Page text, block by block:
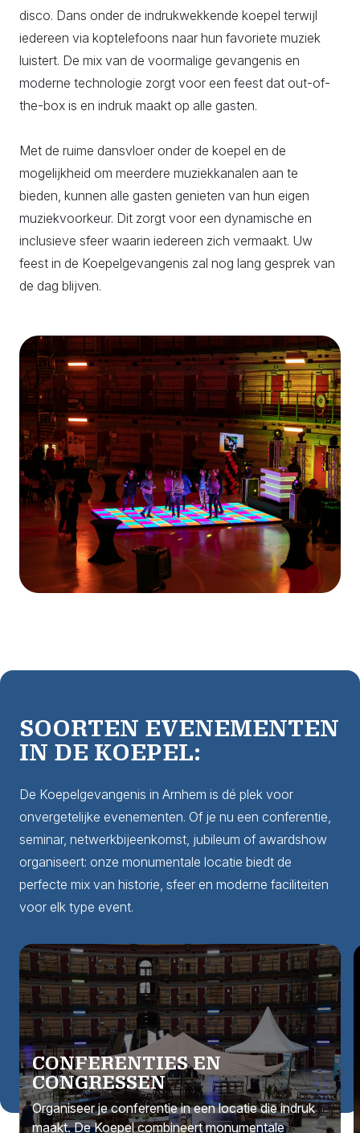
disco. Dans onder de indrukwekkende koepel terwijl
iedereen via koptelefoons naar hun favoriete muziek
luistert. De mix van de voormalige gevangenis en
moderne technologie zorgt voor een feest dat out-of-
the-box is en indruk maakt op alle gasten.
Met de ruime dansvloer onder de koepel en de
mogelijkheid om meerdere muziekkanalen aan te
bieden, kunnen alle gasten genieten van hun eigen
muziekvoorkeur. Dit zorgt voor een dynamische en
inclusieve sfeer waarin iedereen zich vermaakt. Uw
feest in de Koepelgevangenis zal nog lang gesprek van
de dag blijven.
SOORTEN EVENEMENTEN
IN DE KOEPEL:
De Koepelgevangenis in Arnhem is dé plek voor
onvergetelijke evenementen. Of je nu een conferentie,
seminar, netwerkbijeenkomst, jubileum of awardshow
organiseert: onze monumentale locatie biedt de
perfecte mix van historie, sfeer en moderne faciliteiten
voor elk type event.
CONFERENTIES EN
CONGRESSEN
Organiseer je conferentie in een locatie die indruk
maakt. De Koepel combineert monumentale